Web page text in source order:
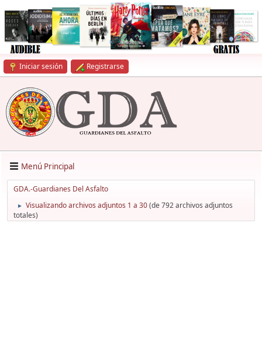
Iniciar sesión Registrarse
Menú Principal
GDA.-Guardianes Del Asfalto
► Visualizando archivos adjuntos 1 a 30(de 792 archivos adjuntos
totales)